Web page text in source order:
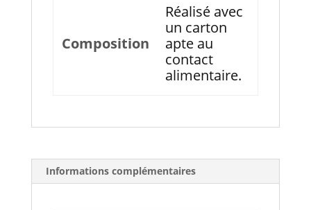
Composition
Réalisé avec
un carton
apte au
contact
alimentaire.
Informations complémentaires